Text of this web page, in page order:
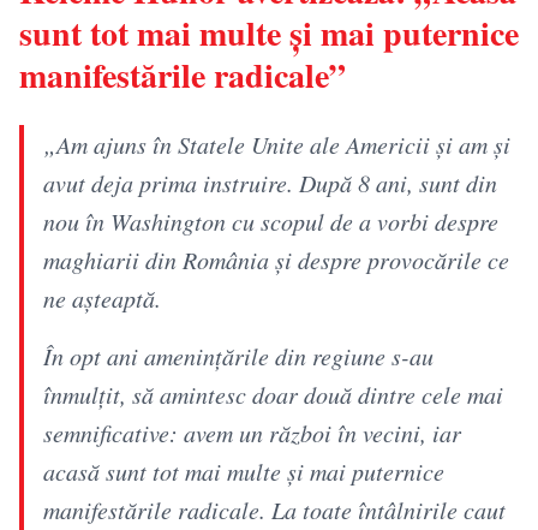
sunt tot mai multe și mai puternice
manifestările radicale”
„Am ajuns în Statele Unite ale Americii și am și
avut deja prima instruire. După 8 ani, sunt din
nou în Washington cu scopul de a vorbi despre
maghiarii din România și despre provocările ce
ne așteaptă.
În opt ani amenințările din regiune s-au
înmulțit, să amintesc doar două dintre cele mai
semnificative: avem un război în vecini, iar
acasă sunt tot mai multe și mai puternice
manifestările radicale. La toate întâlnirile caut